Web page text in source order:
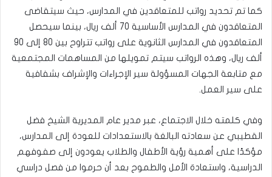
كما تم تحديد رواتب للمتعاقدين في المدارس، حيث سيتقاضى
المتعاقدون في المدارس الأساسية 70 ألف ريال، بينما سيحصل
المتعاقدون في المدارس الثانوية على رواتب تتراوح بين 80 إلى 90
ألف ريال، وهذه الرواتب سيتم تمويلها من المساهمات المجتمعية
مع متابعة الجهات المسؤولة سير الإجراءات والإشراف بشفافية
على سير العمل.
وفي كلمته خلال الاجتماع، عبر مدير عام المديرية الشيخ فضل
القطيبي عن سعادته البالغة بالاستعدادات للعودة إلى المدارس،
مؤكدًا على أهمية رؤية الأطفال والطلاب يعودون إلى صفوفهم
الدراسية، واستعادة الأمل والطموح بعد أن حرموا من فصل دراسي